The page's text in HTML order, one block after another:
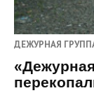
ДЕЖУРНАЯ